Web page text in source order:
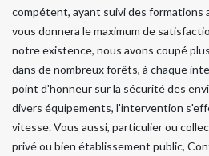
compétent, ayant suivi des formations
vous donnera le maximum de
notre existence, nous avons coupé
dans de nombreux forêts, à chaque
point d'honneur sur la sécurité des
divers équipements, l'intervention
vitesse. Vous aussi, particulier ou
privé ou bien établissement public,